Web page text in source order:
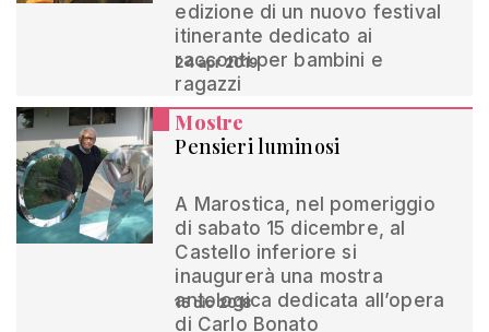
edizione di un nuovo festival
itinerante dedicato ai
racconti per bambini e
ragazzi
24 apr 2019
Mostre
Pensieri luminosi
A Marostica, nel pomeriggio
di sabato 15 dicembre, al
Castello inferiore si
inaugurerà una mostra
antologica dedicata all’opera
di Carlo Bonato
15 dic 2018